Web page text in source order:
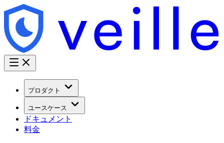
プロダクト
ユースケース
ドキュメント
料金